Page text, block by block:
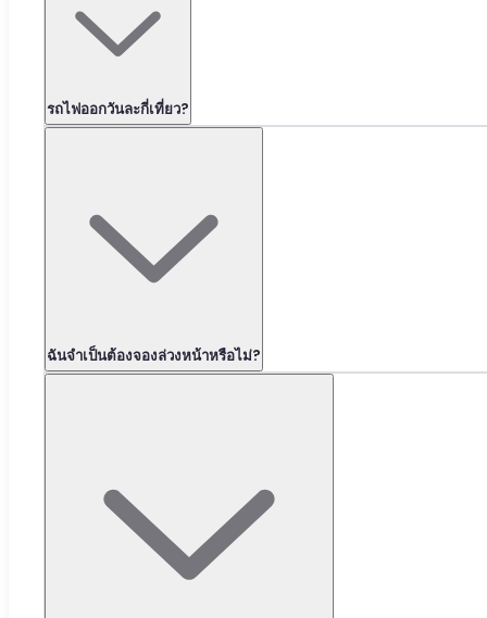
รถไฟออกวันละกี่เที่ยว?
ฉันจำเป็นต้องจองล่วงหน้าหรือไม่?